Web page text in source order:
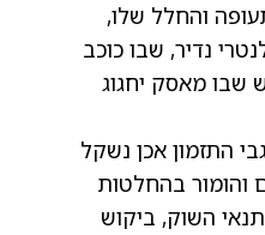
והחלל שלו,
נדיר, שבו כוכב
שבו מאסק יחגוג
התזמון אכן נשקל
והומור בהחלטות
השוק, ביקוש